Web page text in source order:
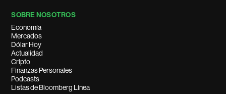
SOBRE NOSOTROS
Economía
Mercados
Dólar Hoy
Actualidad
Cripto
Finanzas Personales
Podcasts
Listas de Bloomberg Línea